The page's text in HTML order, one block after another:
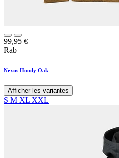
99,95 €
Rab
Nexus Hoody Oak
Afficher les variantes
S M XL XXL